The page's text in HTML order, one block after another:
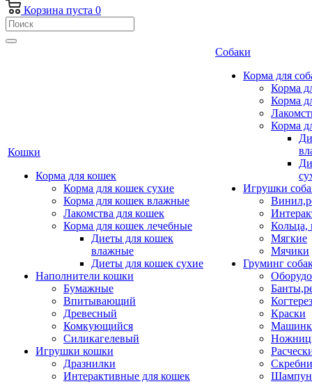
Корзина пуста 0
Кошки
Корма для кошек
Корма для кошек сухие
Корма для кошек влажные
Лакомства для кошек
Корма для кошек лечебные
Диеты для кошек
влажные
Диеты для кошек сухие
Наполнители кошки
Бумажные
Впитывающий
Древесный
Комкующийся
Силикагелевый
Игрушки кошки
Дразнилки
Интерактивные для кошек
Собаки
Корма для
Корма
Корма
Корма
Игрушки
Кольца,
Мягкие
Мячики
Груминг
Краски